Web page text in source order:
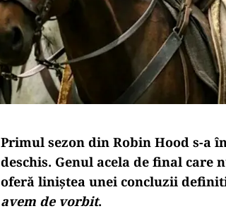
Primul sezon din Robin Hood s-a
deschis. Genul acela de final care
oferă liniștea unei concluzii
avem de vorbit.